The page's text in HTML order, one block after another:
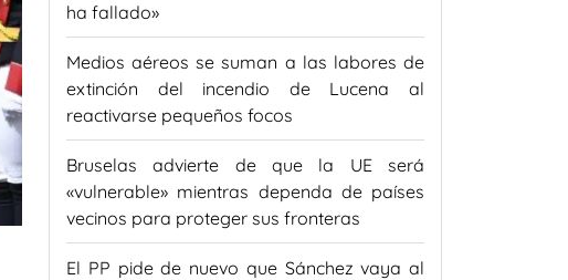
ha fallado»
Medios aéreos se suman a las labores de
extinción del incendio de Lucena al
reactivarse pequeños focos
Bruselas advierte de que la UE será
«vulnerable» mientras dependa de países
vecinos para proteger sus fronteras
El PP pide de nuevo que Sánchez vaya al